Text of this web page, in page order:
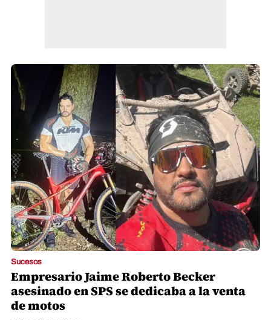
Sucesos
Empresario Jaime Roberto Becker
asesinado en SPS se dedicaba a la venta
de motos